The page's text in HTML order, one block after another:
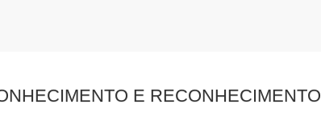
E RECONHECIMENTO